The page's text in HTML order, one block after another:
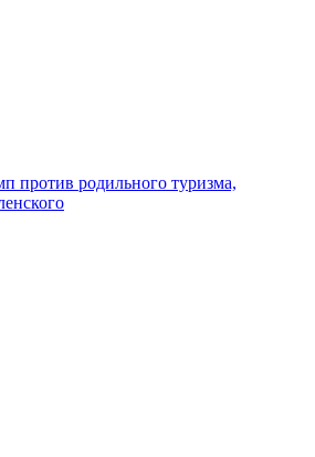
против родильного туризма,